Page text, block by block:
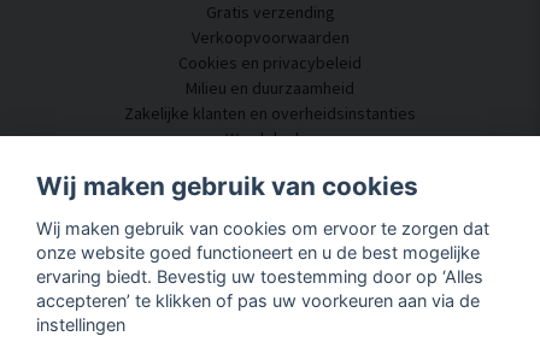
Gratis verzending
Verkoopvoorwaarden
Cookies en privacybeleid
Milieu en duurzaamheid
Zakelijke klanten en overheidsinstanties
Word dealer
Klantenservice
Neem contact met ons op
Akoestisch advies
Montage en installatie
Vragen en antwoorden
Wij maken gebruik van cookies
Wij maken gebruik van cookies om ervoor te zorgen dat
onze website goed functioneert en u de best mogelijke
ervaring biedt. Bevestig uw toestemming door op ‘Alles
accepteren’ te klikken of pas uw voorkeuren aan via de
instellingen